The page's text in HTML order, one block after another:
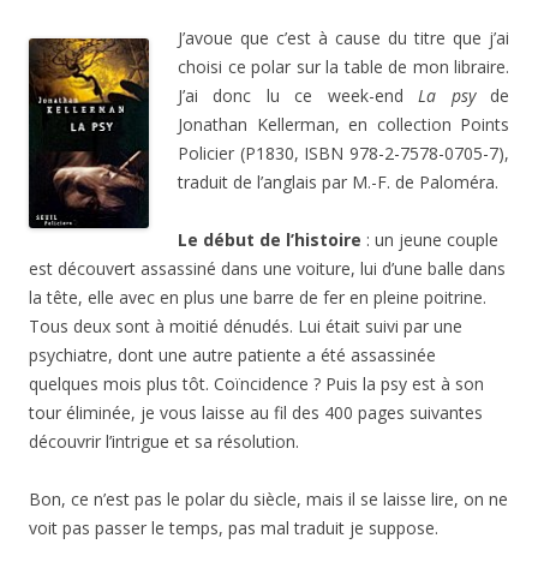
J’avoue que c’est à cause du titre que j’ai
choisi ce polar sur la table de mon libraire.
J’ai donc lu ce week-endLa psyde
Jonathan Kellerman, en collection Points
Policier (P1830, ISBN 978-2-7578-0705-7),
traduit de l’anglais par M.-F. de Paloméra.
Le début de l’histoire : un jeune couple
est découvert assassiné dans une voiture, lui d’une balle dans
la tête, elle avec en plus une barre de fer en pleine poitrine.
Tous deux sont à moitié dénudés. Lui était suivi par une
psychiatre, dont une autre patiente a été assassinée
quelques mois plus tôt. Coïncidence ? Puis la psy est à son
tour éliminée, je vous laisse au fil des 400 pages suivantes
découvrir l’intrigue et sa résolution.
Bon, ce n’est pas le polar du siècle, mais il se laisse lire, on ne
voit pas passer le temps, pas mal traduit je suppose.